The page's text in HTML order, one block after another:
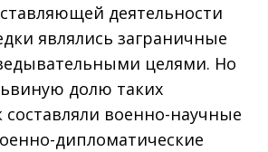
деятельности
являлись заграничные
целями. Но
долю таких
военно-научные
дипломатические